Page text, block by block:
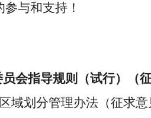
与和支持！
会指导规则（试行）（征
域划分管理办法（征求意